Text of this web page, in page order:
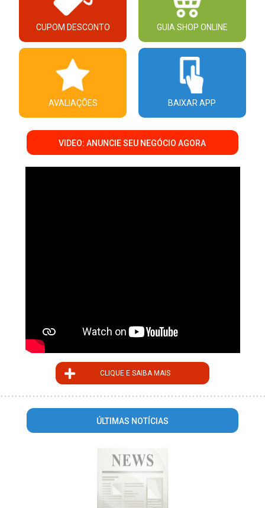
CUPOM DESCONTO GUIA SHOP ONLINE
AVALIAÇÕES BAIXAR APP
VIDEO: ANUNCIE SEU NEGÓCIO AGORA
CLIQUE E SAIBA MAIS
ÚLTIMAS NOTÍCIAS